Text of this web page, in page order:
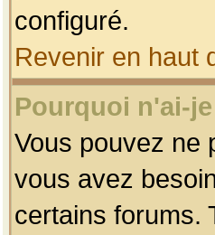
configuré.
Revenir en haut
Pourquoi n'ai-
Vous pouvez ne
vous avez
certains forums.